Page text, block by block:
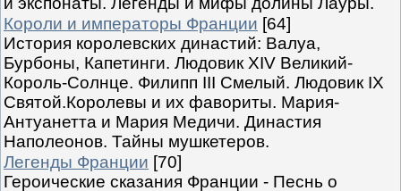
Короли и императоры Франции [64]
История королевских династий: Валуа,
Бурбоны, Капетинги. Людовик XIV Великий-
Король-Солнце. Филипп III Смелый. Людовик IX
Святой.Королевы и их фавориты. Мария-
Антуанетта и Мария Медичи. Династия
Наполеонов. Тайны мушкетеров.
Легенды Франции [70]
Героические сказания Франции - Песнь о